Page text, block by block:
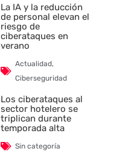
La IA y la reducción
de personal elevan el
riesgo de
ciberataques en
verano
Actualidad,
Ciberseguridad
Los ciberataques al
sector hotelero se
triplican durante
temporada alta
Sin categoría